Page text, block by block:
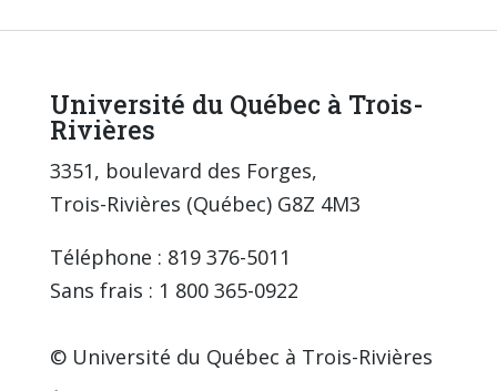
Université du Québec à Trois-
Rivières
3351, boulevard des Forges,
Trois-Rivières (Québec) G8Z 4M3
Téléphone : 819 376-5011
Sans frais : 1 800 365-0922
© Université du Québec à Trois-Rivières